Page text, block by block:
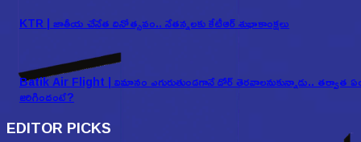
KTR | జాతీయ చేనేత దినోత్సవం.. నేతన్నలకు కేటీఆర్ శుభాకాంక్షలు
Batik Air Flight | విమానం ఎగురుతుండగానే డోర్ తెరవాలనుకున్నాడు.. తర్వాత
జరిగిందంటే?
EDITOR PICKS